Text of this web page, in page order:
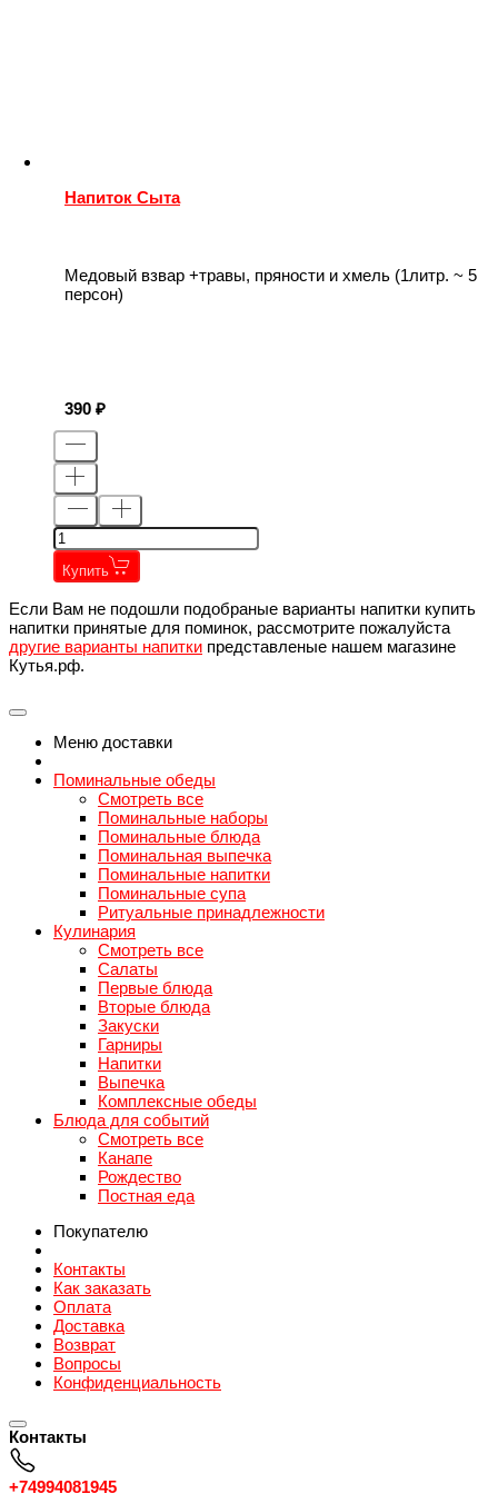
Напиток Сыта
Медовый взвар +травы, пряности и хмель (1литр. ~ 5
персон)
390
Купить
Если Вам не подошли подобраные варианты напитки купить
напитки принятые для поминок, рассмотрите пожалуйста
другие варианты напитки представленые нашем магазине
Кутья.рф.
Меню доставки
Поминальные обеды
Смотреть все
Поминальные наборы
Поминальные блюда
Поминальная выпечка
Поминальные напитки
Поминальные супа
Ритуальные принадлежности
Кулинария
Смотреть все
Салаты
Первые блюда
Вторые блюда
Закуски
Гарниры
Напитки
Выпечка
Комплексные обеды
Блюда для событий
Смотреть все
Канапе
Рождество
Постная еда
Покупателю
Контакты
Как заказать
Оплата
Доставка
Возврат
Вопросы
Конфиденциальность
Контакты
+74994081945